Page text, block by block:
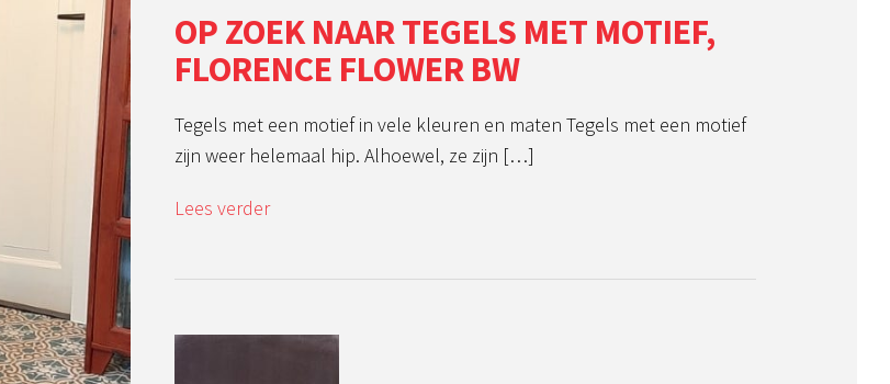
OP ZOEK NAAR TEGELS MET MOTIEF,
FLORENCE FLOWER BW
Tegels met een motief in vele kleuren en maten Tegels met een motief
zijn weer helemaal hip. Alhoewel, ze zijn […]
Lees verder